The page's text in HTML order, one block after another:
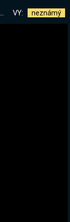
VY: neznámý